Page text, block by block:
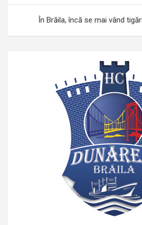
În Brăila, încă se mai vând